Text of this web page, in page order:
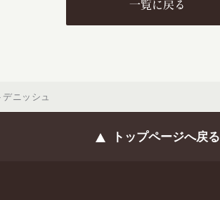
一覧に戻る
ニッシュ
トップページへ戻る